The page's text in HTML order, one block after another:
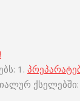
1.
ქსელებში: